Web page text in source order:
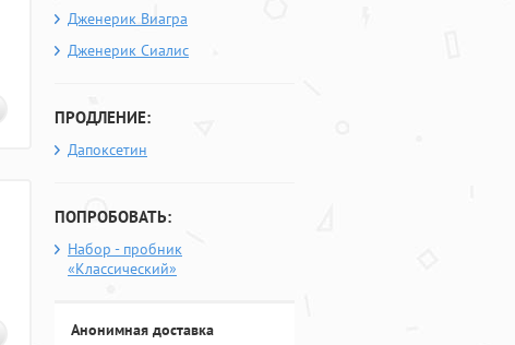
Дженерик Виагра
Дженерик Сиалис
ПРОДЛЕНИЕ:
Дапоксетин
ПОПРОБОВАТЬ:
Набор - пробник
«Классический»
Анонимная доставка